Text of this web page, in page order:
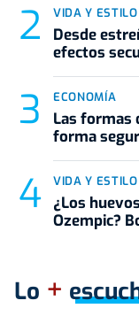
VIDA Y ESTILO
Desde
efectos
ECONOMÍA
Las formas
forma
VIDA Y ESTILO
¿Los
Ozempic?
Lo +